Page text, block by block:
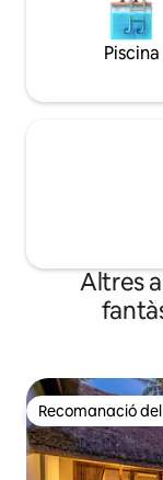
Piscina
Altres
Recomanació
Recomanació